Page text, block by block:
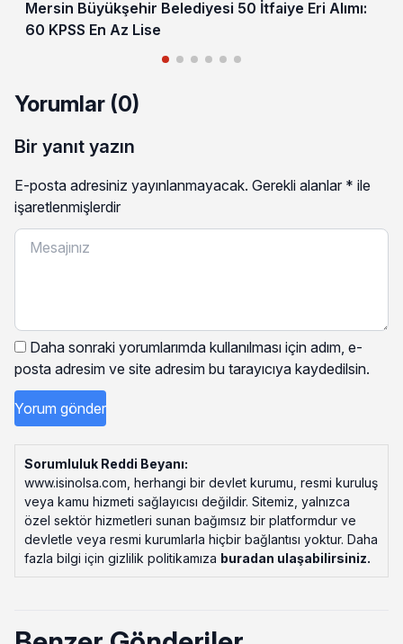
Mersin Büyükşehir Belediyesi 50 İtfaiye Eri Alımı:
60 KPSS En Az Lise
Yorumlar (0)
Bir yanıt yazın
E-posta adresiniz yayınlanmayacak. Gerekli alanlar * ile
işaretlenmişlerdir
Daha sonraki yorumlarımda kullanılması için adım, e-
posta adresim ve site adresim bu tarayıcıya kaydedilsin.
Sorumluluk Reddi Beyanı:
www.isinolsa.com, herhangi bir devlet kurumu, resmi kuruluş
veya kamu hizmeti sağlayıcısı değildir. Sitemiz, yalnızca
özel sektör hizmetleri sunan bağımsız bir platformdur ve
devletle veya resmi kurumlarla hiçbir bağlantısı yoktur. Daha
fazla bilgi için gizlilik politikamıza buradan ulaşabilirsiniz.